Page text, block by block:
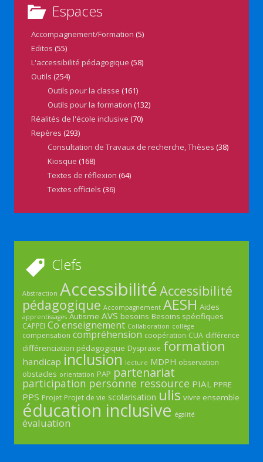
Espaces
Accompagnement/Formation (5)
Editos (55)
L'accessibilité pédagogique (58)
Outils (254)
Outils pour la classe (161)
Outils pour la formation (132)
Réalités de l'école inclusive (70)
Repères (293)
Consultation de Travaux de recherche, Thèses (38)
Kiosque (168)
Textes de réflexion (64)
Textes officiels (36)
Clefs
Abstraction AccessibilitéAccessibilité
pédagogique Accompagnement AESH Aides
apprentissages Autisme AVS besoins Besoins spécifiques
CAPPEI Co enseignement Collaboration collège
compensation compréhension coopération CUA différence
différenciation pédagogique Dyspraxie formation
handicap inclusion lecture MDPH observation
obstacles orientation PAP partenariat
participation personne ressource PIAL PPRE
PPS Projet Projet de vie scolarisation ulis vivre ensemble
éducation inclusive égalité
évaluation